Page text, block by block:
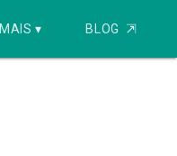
MAIS ▾ BLOG ⇱